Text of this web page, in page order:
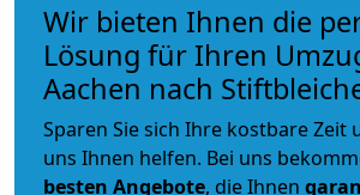
Wir bieten Ihnen die
Lösung für Ihren
Aachen nach
Sparen Sie sich Ihre kostbare Zeit
uns Ihnen helfen. Bei uns
besten Angebote, die Ihnen